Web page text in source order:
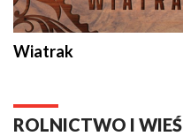
Wiatrak
ROLNICTWO I WIEŚ